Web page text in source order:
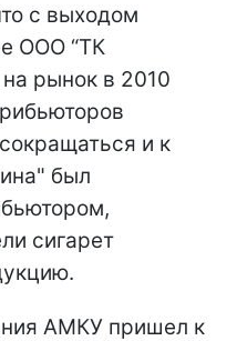
с выходом
ООО “ТК
рынок в 2010
и к
был
сигарет
АМКУ пришел к